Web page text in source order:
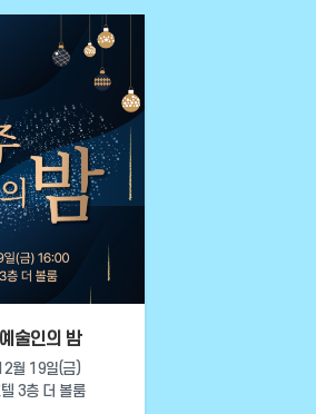
술인의 밤
월 19일(금)
3층 더 볼룸